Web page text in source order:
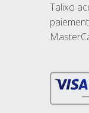
Talixo